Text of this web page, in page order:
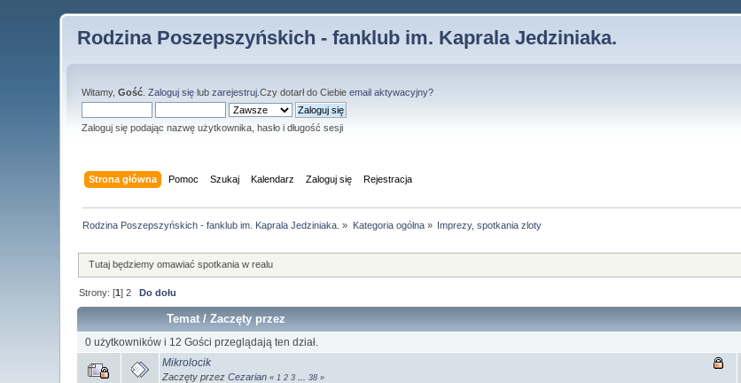
Rodzina Poszepszyńskich - fanklub im. Kaprala Jedziniaka.
Witamy,Gość .Zaloguj się lubzarejestruj .Czy dotarł do Ciebieemail aktywacyjny?
Zaloguj się podając nazwę użytkownika, hasło i długość sesji
Strona główna Pomoc Szukaj Kalendarz Zaloguj się Rejestracja
Rodzina Poszepszyńskich - fanklub im. Kaprala Jedziniaka. » Kategoria ogólna» Imprezy, spotkania zloty
Tutaj będziemy omawiać spotkania w realu
Strony: [1]2 Do dołu
Temat /Zaczęty przez
0 użytkowników i 12 Gości przeglądają ten dział.
Mikrolocik
Zaczęty przezCezarian « 1 2 3 ...38 »